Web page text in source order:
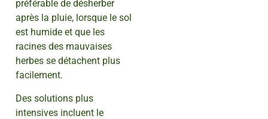
préférable de désherber
après la pluie, lorsque le sol
est humide et que les
racines des mauvaises
herbes se détachent plus
facilement.
Des solutions plus
intensives incluent le